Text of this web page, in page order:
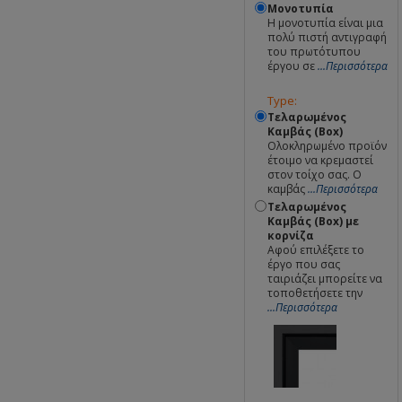
Μονοτυπία
Η μονοτυπία είναι μια
πολύ πιστή αντιγραφή
του πρωτότυπου
έργου σε...Περισσότερα
Type:
Τελαρωμένος
Καμβάς (Box)
Ολοκληρωμένο προϊόν
έτοιμο να κρεμαστεί
στον τοίχο σας. Ο
καμβάς...Περισσότερα
Τελαρωμένος
Καμβάς (Box) με
κορνίζα
Αφού επιλέξετε το
έργο που σας
ταιριάζει μπορείτε να
τοποθετήσετε την
...Περισσότερα